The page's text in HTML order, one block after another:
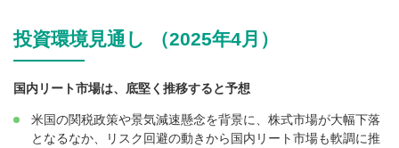
投資環境見通し （2025年4月）
国内リート市場は、底堅く推移すると予想
米国の関税政策や景気減速懸念を背景に、株式市場が大幅下落
となるなか、リスク回避の動きから国内リート市場も軟調に推